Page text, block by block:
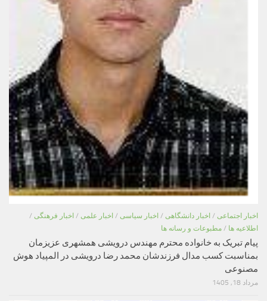
اخبار اجتماعی / اخبار دانشگاهی / اخبار سیاسی / اخبار علمی / اخبار فرهنگی /
اطلاعیه ها / مطبوعات و رسانه ها
پیام تبریک به خانواده محترم مهندس درویشی همشهری عزیزمان
بمناسبت کسب مدال فرزندشان محمد رضا درویشی در المپیاد هوش
مصنوعی
مرداد 18, 1405